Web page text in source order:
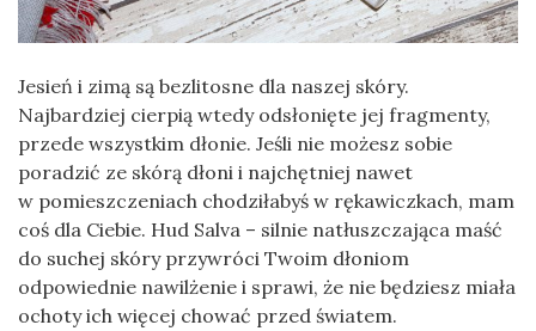
Jesień i zimą są bezlitosne dla naszej skóry.
Najbardziej cierpią wtedy odsłonięte jej fragmenty,
przede wszystkim dłonie. Jeśli nie możesz sobie
poradzić ze skórą dłoni i najchętniej nawet
w pomieszczeniach chodziłabyś w rękawiczkach, mam
coś dla Ciebie. Hud Salva – silnie natłuszczająca maść
do suchej skóry przywróci Twoim dłoniom
odpowiednie nawilżenie i sprawi, że nie będziesz miała
ochoty ich więcej chować przed światem.